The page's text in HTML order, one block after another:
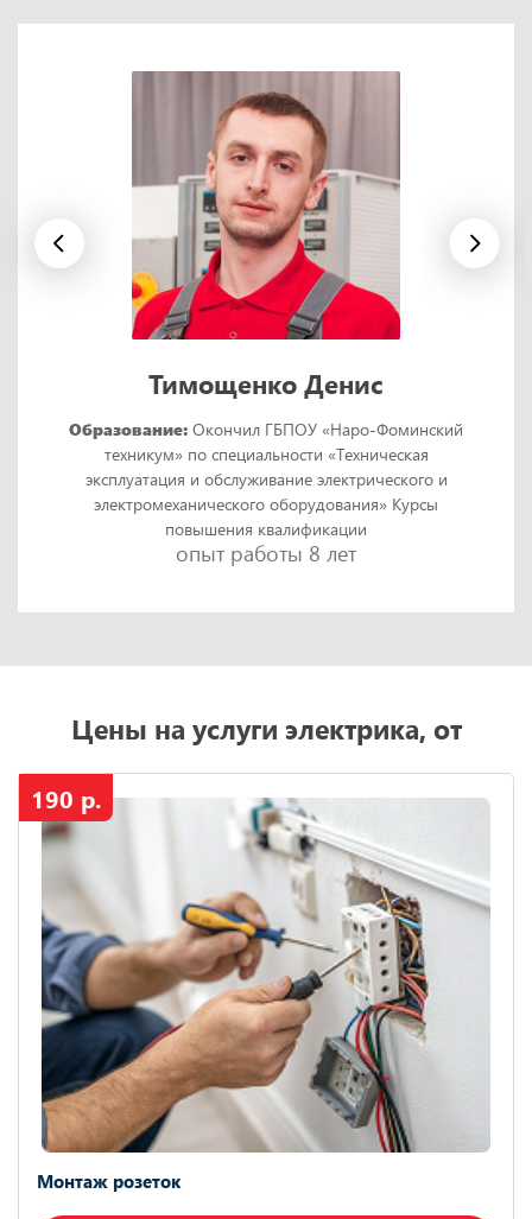
Тимощенко Денис
Образование: Окончил ГБПОУ «Наро-Фоминский
техникум» по специальности «Техническая
эксплуатация и обслуживание электрического и
электромеханического оборудования» Курсы
повышения квалификации
опыт работы 8 лет
Цены на услуги электрика, от
190 р.
Монтаж розеток